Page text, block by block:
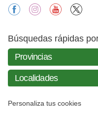
facebookinstagramyoutube
Búsquedas rápidas
Personaliza tus cookies